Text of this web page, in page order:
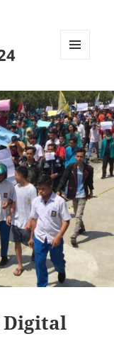
WIDGETS
Digital